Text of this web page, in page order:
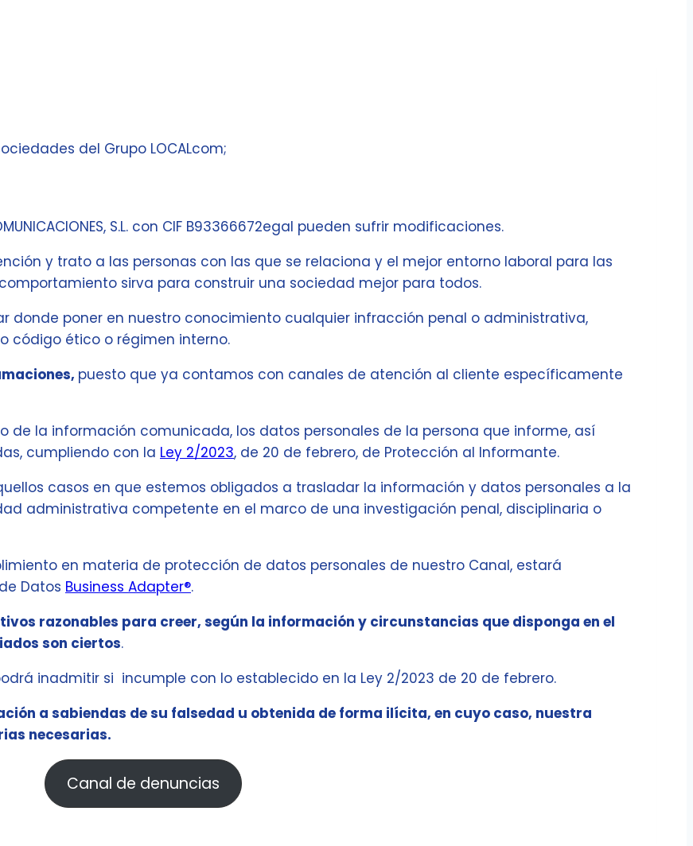
del Grupo LOCALcom;
S.L. con CIF B93366672egal pueden sufrir modificaciones.
y trato a las personas con las que se relaciona y el mejor entorno laboral para las
sirva para construir una sociedad mejor para todos.
donde poner en nuestro conocimiento cualquier infracción penal o administrativa,
código ético o régimen interno.
puesto que ya contamos con canales de atención al cliente específicamente
la información comunicada, los datos personales de la persona que informe, así
cumpliendo con la Ley 2/2023, de 20 de febrero, de Protección al Informante.
casos en que estemos obligados a trasladar la información y datos personales a la
administrativa competente en el marco de una investigación penal, disciplinaria o
en materia de protección de datos personales de nuestro Canal, estará
Datos Business Adapter®.
razonables para creer, según la información y circunstancias que disponga en el
son ciertos.
inadmitir si incumple con lo establecido en la Ley 2/2023 de 20 de febrero.
a sabiendas de su falsedad u obtenida de forma ilícita, en cuyo caso, nuestra
necesarias.
Canal de denuncias